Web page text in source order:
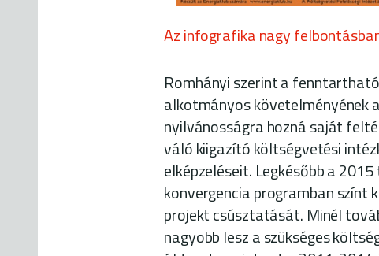
Az infografika nagy
Romhányi szerint a
alkotmányos követelményének
nyilvánosságra hozná saját
váló kiigazító költségvetési
elképzeléseit. Legkésőbb a
konvergencia programban színt
projekt csúsztatását. Minél
nagyobb lesz a szükséges